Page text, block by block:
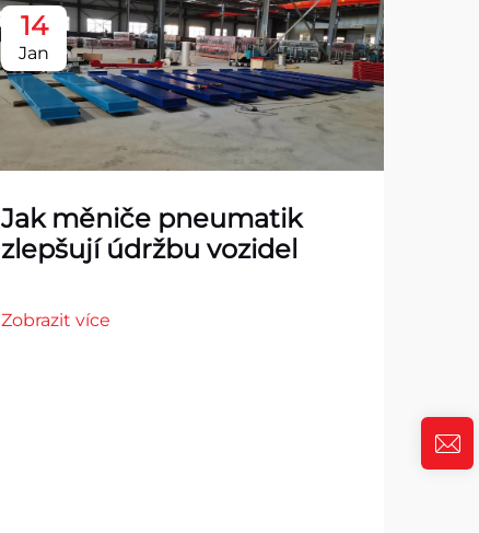
14
Jan
Jak měniče pneumatik
zlepšují údržbu vozidel
Zobrazit více